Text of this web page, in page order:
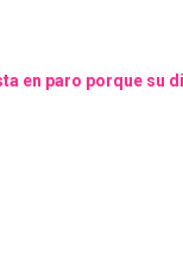
en paro porque su